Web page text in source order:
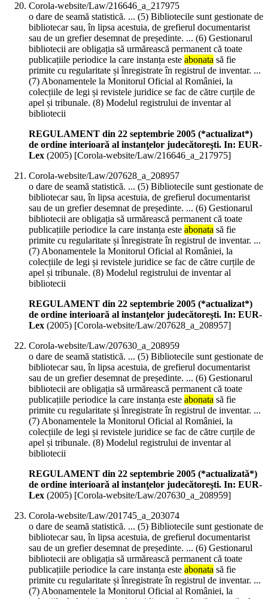
Corola-website/Law/216646_a_217975
o dare de seamă statistică. ... (5) Bibliotecile sunt gestionate de
bibliotecar sau, în lipsa acestuia, de grefierul documentarist
sau de un grefier desemnat de președinte. ... (6) Gestionarul
bibliotecii are obligația să urmărească permanent că toate
publicațiile periodice la care instanța este abonata să fie
primite cu regularitate și înregistrate în registrul de inventar. ...
(7) Abonamentele la Monitorul Oficial al României, la
colecțiile de legi și revistele juridice se fac de către curțile de
apel și tribunale. (8) Modelul registrului de inventar al
bibliotecii
REGULAMENT din 22 septembrie 2005 (*actualizat*)
de ordine interioară al instanţelor judecătoreşti. In: EUR-
Lex (2005) [Corola-website/Law/216646_a_217975]
Corola-website/Law/207628_a_208957
o dare de seamă statistică. ... (5) Bibliotecile sunt gestionate de
bibliotecar sau, în lipsa acestuia, de grefierul documentarist
sau de un grefier desemnat de președinte. ... (6) Gestionarul
bibliotecii are obligația să urmărească permanent că toate
publicațiile periodice la care instanța este abonata să fie
primite cu regularitate și înregistrate în registrul de inventar. ...
(7) Abonamentele la Monitorul Oficial al României, la
colecțiile de legi și revistele juridice se fac de către curțile de
apel și tribunale. (8) Modelul registrului de inventar al
bibliotecii
REGULAMENT din 22 septembrie 2005 (*actualizat*)
de ordine interioară al instanţelor judecătoreşti. In: EUR-
Lex (2005) [Corola-website/Law/207628_a_208957]
Corola-website/Law/207630_a_208959
o dare de seamă statistică. ... (5) Bibliotecile sunt gestionate de
bibliotecar sau, în lipsa acestuia, de grefierul documentarist
sau de un grefier desemnat de președinte. ... (6) Gestionarul
bibliotecii are obligația să urmărească permanent că toate
publicațiile periodice la care instanța este abonata să fie
primite cu regularitate și înregistrate în registrul de inventar. ...
(7) Abonamentele la Monitorul Oficial al României, la
colecțiile de legi și revistele juridice se fac de către curțile de
apel și tribunale. (8) Modelul registrului de inventar al
bibliotecii
REGULAMENT din 22 septembrie 2005 (*actualizată*)
de ordine interioară al instanţelor judecătoreşti. In: EUR-
Lex (2005) [Corola-website/Law/207630_a_208959]
Corola-website/Law/201745_a_203074
o dare de seamă statistică. ... (5) Bibliotecile sunt gestionate de
bibliotecar sau, în lipsa acestuia, de grefierul documentarist
sau de un grefier desemnat de președinte. ... (6) Gestionarul
bibliotecii are obligația să urmărească permanent că toate
publicațiile periodice la care instanța este abonata să fie
primite cu regularitate și înregistrate în registrul de inventar. ...
(7) Abonamentele la Monitorul Oficial al României, la